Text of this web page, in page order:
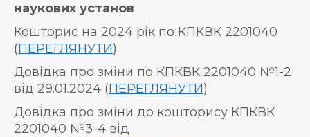
наукових установ
Кошторис на 2024 рік по КПКВК 2201040
(ПЕРЕГЛЯНУТИ)
Довідка про зміни по КПКВК 2201040 №1-2
від 29.01.2024 (ПЕРЕГЛЯНУТИ)
Довідка про зміни до кошторису КПКВК
2201040 №3-4 від